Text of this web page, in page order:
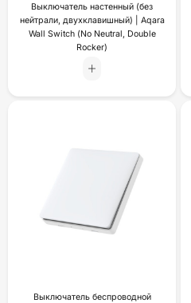
Выключатель настенный (без
нейтрали, двухклавишный) | Aqara
Wall Switch (No Neutral, Double
Rocker)
Выключатель беспроводной